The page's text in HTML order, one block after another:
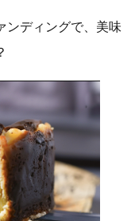
ンディングで、美味